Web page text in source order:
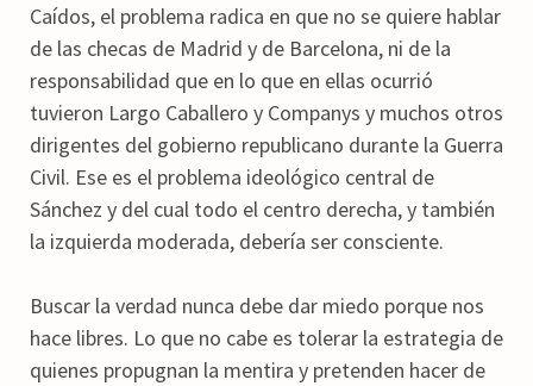
Caídos, el problema radica en que no se quiere hablar
de las checas de Madrid y de Barcelona, ni de la
responsabilidad que en lo que en ellas ocurrió
tuvieron Largo Caballero y Companys y muchos otros
dirigentes del gobierno republicano durante la Guerra
Civil. Ese es el problema ideológico central de
Sánchez y del cual todo el centro derecha, y también
la izquierda moderada, debería ser consciente.
Buscar la verdad nunca debe dar miedo porque nos
hace libres. Lo que no cabe es tolerar la estrategia de
quienes propugnan la mentira y pretenden hacer de